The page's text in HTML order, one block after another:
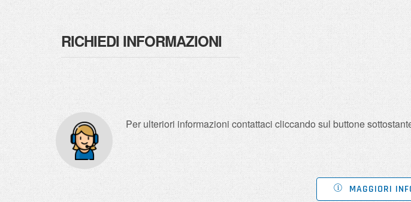
RICHIEDI INFORMAZIONI
Per ulteriori informazioni contattaci cliccando sul buttone
MAGGIORI